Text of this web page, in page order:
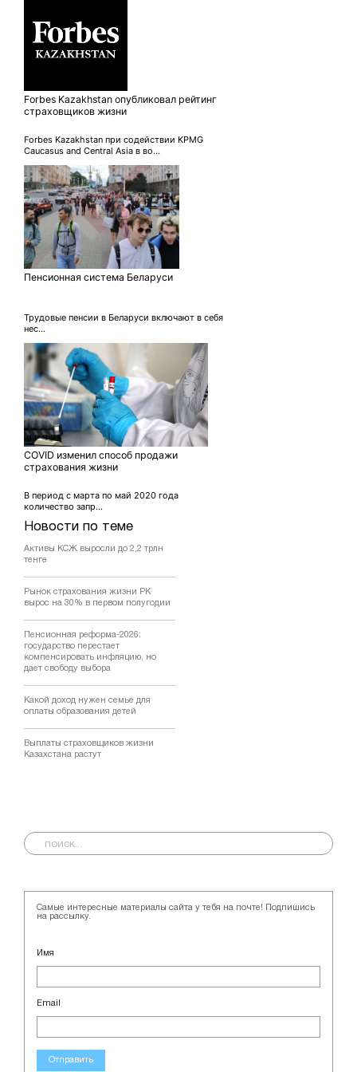
Новости по теме
Активы КСЖ выросли до 2,2 трлн
тенге
Рынок страхования жизни РК
вырос на 30% в первом полугодии
Пенсионная реформа-2026:
государство перестает
компенсировать инфляцию, но
дает свободу выбора
Какой доход нужен семье для
оплаты образования детей
Выплаты страховщиков жизни
Казахстана растут
Forbes Kazakhstan опубликовал рейтинг
страховщиков жизни
Forbes Kazakhstan при содействии KPMG
Caucasus and Central Asia в во...
Пенсионная система Беларуси
Трудовые пенсии в Беларуси включают в себя
нес...
COVID изменил способ продажи
страхования жизни
В период с марта по май 2020 года
количество запр...
Самые интересные материалы сайта у тебя на почте! Подпишись
на рассылку.
Имя
Email
Отправить